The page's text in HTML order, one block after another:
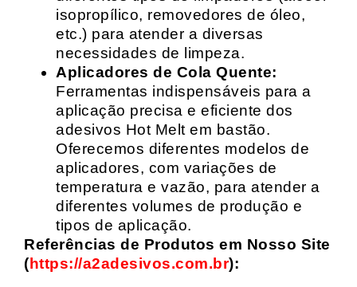
isopropílico, removedores de óleo,
etc.) para atender a diversas
necessidades de limpeza.
Aplicadores de Cola Quente:
Ferramentas indispensáveis para a
aplicação precisa e eficiente dos
adesivos Hot Melt em bastão.
Oferecemos diferentes modelos de
aplicadores, com variações de
temperatura e vazão, para atender a
diferentes volumes de produção e
tipos de aplicação.
Referências de Produtos em Nosso Site
(https://a2adesivos.com.br):